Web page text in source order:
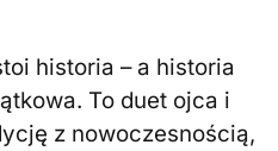
historia – a historia
To duet ojca i
z nowoczesnością,